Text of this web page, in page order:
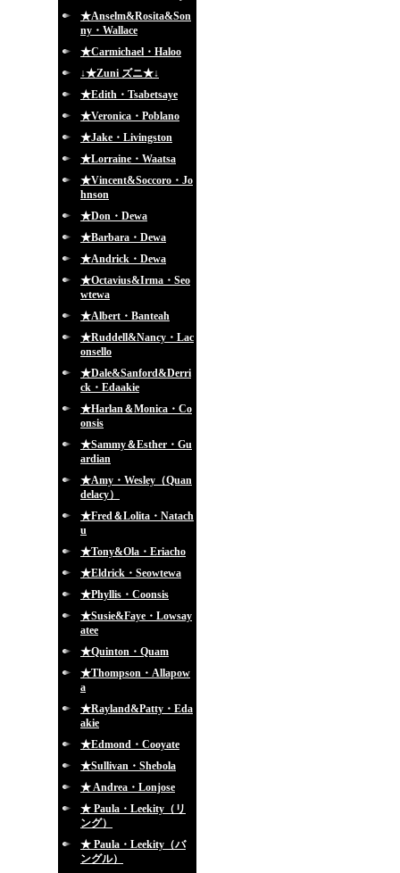
★Anselm&Rosita&Son
ny・Wallace
★Carmichael・Haloo
↓★Zuni ズニ★↓
★Edith・Tsabetsaye
★Veronica・Poblano
★Jake・Livingston
★Lorraine・Waatsa
★Vincent&Soccoro・Jo
hnson
★Don・Dewa
★Barbara・Dewa
★Andrick・Dewa
★Octavius&Irma・Seo
wtewa
★Albert・Banteah
★Ruddell&Nancy・Lac
onsello
★Dale&Sanford&Derri
ck・Edaakie
★Harlan＆Monica・Co
onsis
★Sammy＆Esther・Gu
ardian
★Amy・Wesley（Quan
delacy）
★Fred＆Lolita・Natach
u
★Tony&Ola・Eriacho
★Eldrick・Seowtewa
★Phyllis・Coonsis
★Susie&Faye・Lowsay
atee
★Quinton・Quam
★Thompson・Allapow
a
★Rayland&Patty・Eda
akie
★Edmond・Cooyate
★Sullivan・Shebola
★ Andrea・Lonjose
★ Paula・Leekity（リ
ング）
★ Paula・Leekity（バ
ングル）